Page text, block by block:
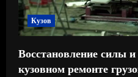
Кузов
Восстановление силы и
кузовном ремонте